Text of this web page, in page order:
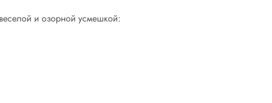
и озорной усмешкой: